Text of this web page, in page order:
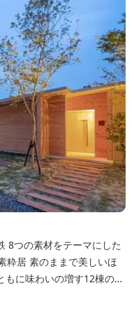
8つの素材をテーマにした
しいほ
に味わいの増す12棟のヴ
美術・アンティークをし
美術館のよう。次はあのヴ